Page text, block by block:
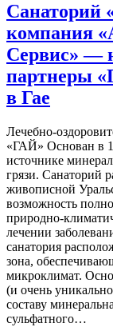
Санаторий
компания
Сервис» —
партнеры
в Гае
Лечебно-
«ГАЙ» Основан в
источнике
грязи. Санаторий
живописной
возможность
природно-
лечении
санатория
зона,
микроклимат.
(и очень
составу
сульфатного…